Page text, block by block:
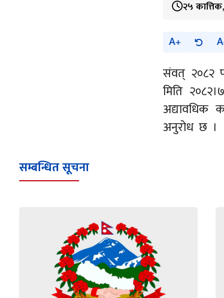
२५
A A
संवत् २०८२
मिति
अद्यावधिक
अनुरोध छ ।
सम्बन्धित सूचना